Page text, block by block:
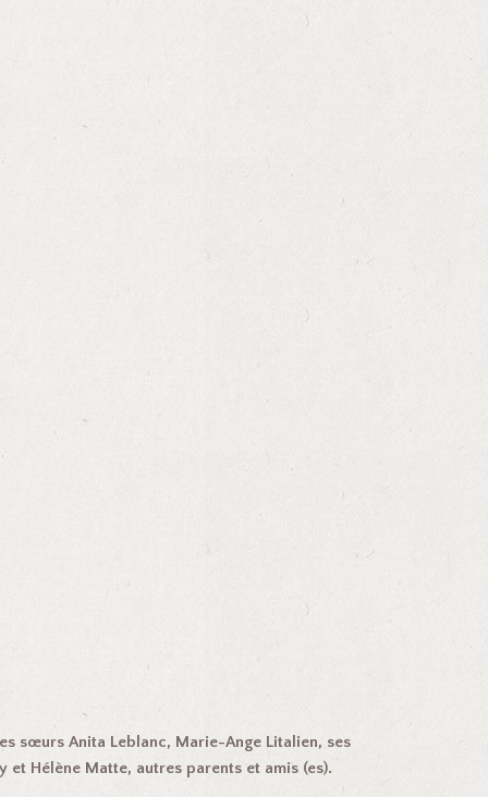
sœurs Anita Leblanc, Marie-Ange Litalien, ses
Hélène Matte, autres parents et amis (es).